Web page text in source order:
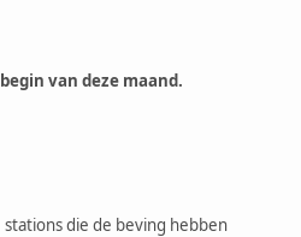
van deze maand.
die de beving hebben